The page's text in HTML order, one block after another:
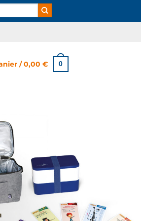
/0,00€ 0